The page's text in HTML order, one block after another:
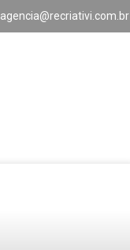
agencia@recriativi.com.br